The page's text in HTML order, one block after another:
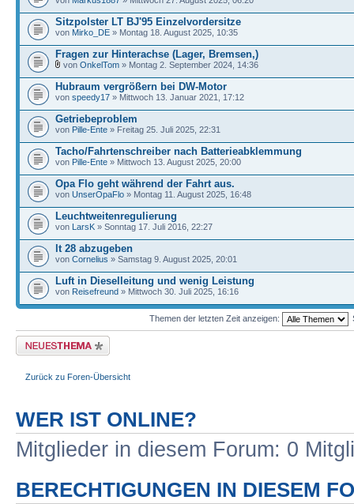
Sitzpolster LT BJ'95 Einzelvordersitze
von Mirko_DE » Montag 18. August 2025, 10:35
Fragen zur Hinterachse (Lager, Bremsen,)
von OnkelTom » Montag 2. September 2024, 14:36
Hubraum vergrößern bei DW-Motor
von speedy17 » Mittwoch 13. Januar 2021, 17:12
Getriebeproblem
von Pille-Ente » Freitag 25. Juli 2025, 22:31
Tacho/Fahrtenschreiber nach Batterieabklemmung
von Pille-Ente » Mittwoch 13. August 2025, 20:00
Opa Flo geht während der Fahrt aus.
von UnserOpaFlo » Montag 11. August 2025, 16:48
Leuchtweitenregulierung
von LarsK » Sonntag 17. Juli 2016, 22:27
lt 28 abzugeben
von Cornelius » Samstag 9. August 2025, 20:01
Luft in Dieselleitung und wenig Leistung
von Reisefreund » Mittwoch 30. Juli 2025, 16:16
Themen der letzten Zeit anzeigen:
Neues Thema erstellen
Zurück zu Foren-Übersicht
WER IST ONLINE?
Mitglieder in diesem Forum: 0
BERECHTIGUNGEN IN DIESEM